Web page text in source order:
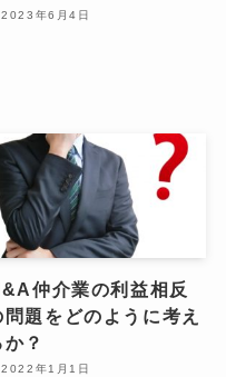
2023年6月4日
仲介業の利益相反
問題をどのように考え
か？
2022年1月1日